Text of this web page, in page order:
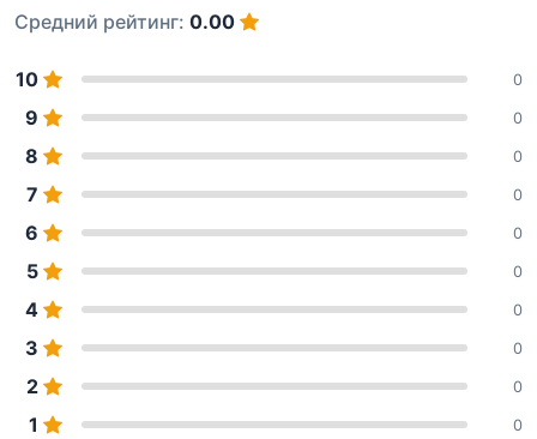
Средний рейтинг: 0.00
10 0
9 0
8 0
7 0
6 0
5 0
4 0
3 0
2 0
1 0